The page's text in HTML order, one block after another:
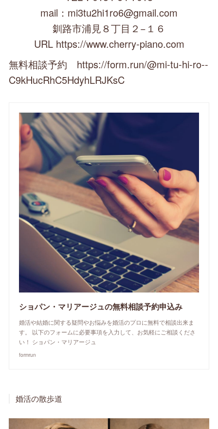
mail：mi3tu2hi1ro6@gmail.com
釧路市浦見８丁目２−１６
URL https://www.cherry-piano.com
無料相談予約 https://form.run/@mi-tu-hi-ro--
C9kHucRhC5HdyhLRJKsC
ショパン・マリアージュの無料相談予約申込み
婚活や結婚に関する疑問やお悩みを婚活のプロに無料で相談出来ま
す。 以下のフォームに必要事項を入力して、お気軽にご相談くださ
い！ ショパン・マリアージュ
formrun
婚活の散歩道